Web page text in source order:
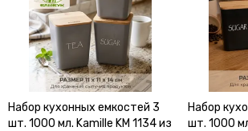
Набор кухонных емкостей 3
шт. 1000 мл. Kamille KM 1134 из
Набор
шт. 1000